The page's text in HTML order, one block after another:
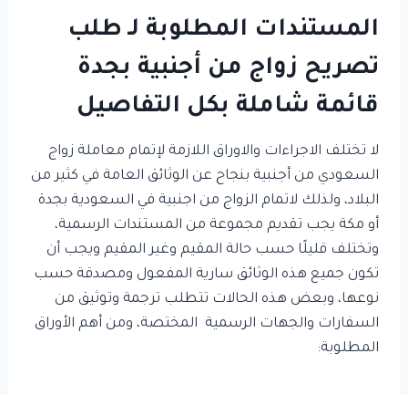
المستندات المطلوبة لـ طلب
تصريح زواج من أجنبية بجدة
قائمة شاملة بكل التفاصيل
لا تختلف الاجراءات والاوراق اللازمة لإتمام معاملة زواج
السعودي من أجنبية بنجاح عن الوثائق العامة في كثير من
البلاد، ولذلك لاتمام الزواج من اجنبية في السعودية بجدة
أو مكة يجب تقديم مجموعة من المستندات الرسمية،
وتختلف قليلًا حسب حالة المقيم وغير المقيم ويجب أن
تكون جميع هذه الوثائق سارية المفعول ومصدقة حسب
نوعها، وبعض هذه الحالات تتطلب ترجمة وتوثيق من
السفارات والجهات الرسمية المختصة، ومن أهم الأوراق
المطلوبة: